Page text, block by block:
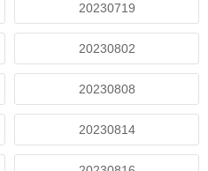
20230719
20230802
20230808
20230814